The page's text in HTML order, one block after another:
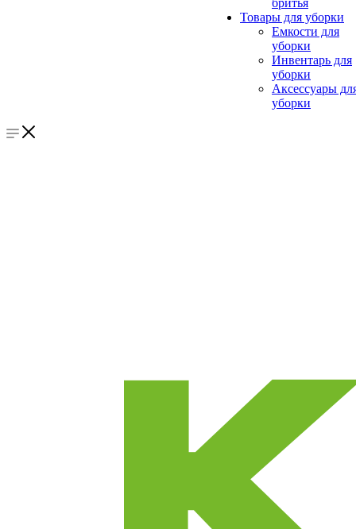
бритья
Товары для уборки
Емкости для
уборки
Инвентарь для
уборки
Аксессуары
уборки